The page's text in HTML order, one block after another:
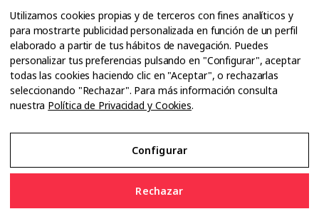
Ópticos
Cuadernos
Guías
Dossier
Anuarios
Ofertas de empleo
Utilizamos cookies propias y de terceros con fines analíticos y
para mostrarte publicidad personalizada en función de un perfil
elaborado a partir de tus hábitos de navegación. Puedes
personalizar tus preferencias pulsando en "Configurar", aceptar
todas las cookies haciendo clic en "Aceptar", o rechazarlas
seleccionando "Rechazar". Para más información consulta
nuestra Política de Privacidad y Cookies.
Configurar
Rechazar
Aviso Legal